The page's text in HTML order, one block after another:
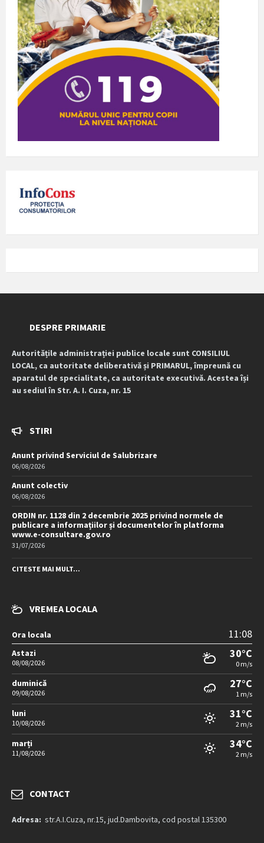
DESPRE PRIMARIE
Autoritățile administrației publice locale sunt CONSILIUL
LOCAL, ca autoritate deliberativă și PRIMARUL, împreună cu
aparatul de specialitate, ca autoritate executivă. Acestea își
au sediul în Str. A. I. Cuza, nr. 15
STIRI
Anunt privind Serviciul de Salubrizare
06/08/2026
Anunt colectiv
06/08/2026
ORDIN nr. 1128 din 2 decembrie 2025 privind normele de
publicare a informațiilor și documentelor în platforma
www.e-consultare.gov.ro
31/07/2026
CITESTE MAI MULT...
VREMEA LOCALA
Ora locala 11:08
Astazi
08/08/2026
30°C
0 m/s
duminică
09/08/2026
27°C
1 m/s
luni
10/08/2026
31°C
2 m/s
marți
11/08/2026
34°C
2 m/s
CONTACT
Adresa: str.A.I.Cuza, nr.15, jud.Dambovita, cod postal 135300